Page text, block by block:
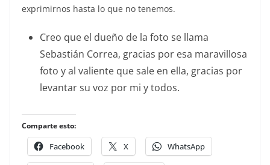
exprimirnos hasta lo que no tenemos.
Creo que el dueño de la foto se llama
Sebastián Correa, gracias por esa maravillosa
foto y al valiente que sale en ella, gracias por
levantar su voz por mi y todos.
Comparte esto:
Facebook X WhatsApp